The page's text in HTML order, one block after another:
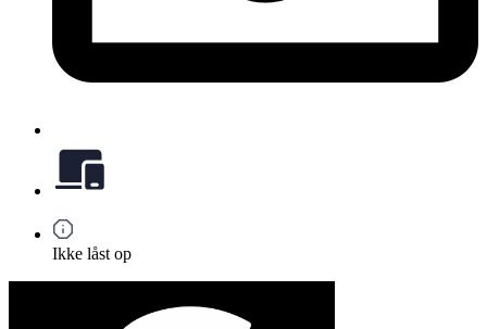
Ikke låst op